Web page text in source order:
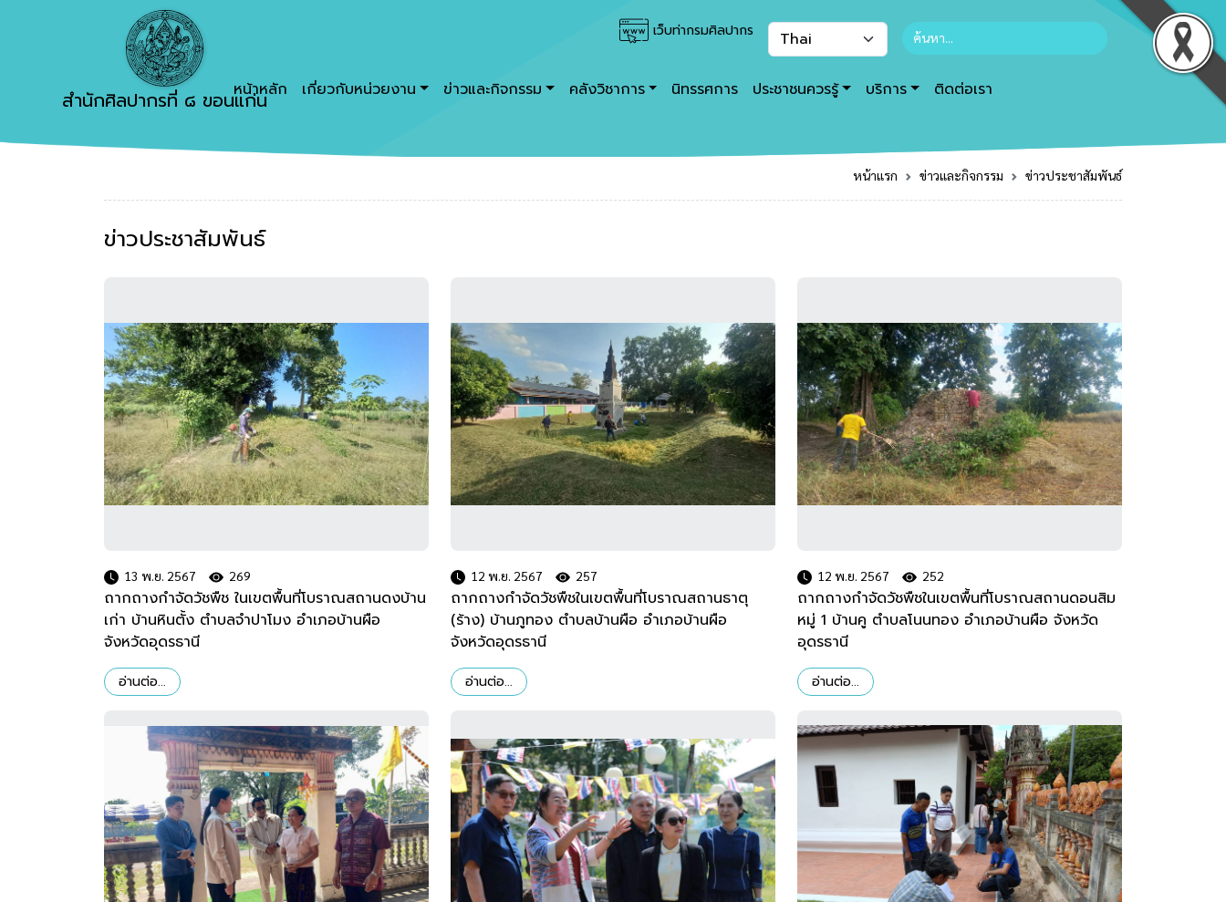
เว็บท่ากรมศิลปากร
สำนักศิลปากรที่ ๘ ขอนแก่น
หน้าหลัก เกี่ยวกับหน่วยงาน ข่าวและกิจกรรม คลังวิชาการ นิทรรศการ ประชาชนควรรู้ บริการ ติดต่อเรา
หน้าแรก ข่าวและกิจกรรม ข่าวประชาสัมพันธ์
ข่าวประชาสัมพันธ์
13 พ.ย. 2567 269
ถากถางกำจัดวัชพืช ในเขตพื้นที่โบราณสถานดงบ้าน
เก่า บ้านหินตั้ง ตำบลจำปาโมง อำเภอบ้านผือ
จังหวัดอุดรธานี
อ่านต่อ...
12 พ.ย. 2567 257
ถากถางกำจัดวัชพืชในเขตพื้นที่โบราณสถานธาตุ
(ร้าง) บ้านภูทอง ตำบลบ้านผือ อำเภอบ้านผือ
จังหวัดอุดรธานี
อ่านต่อ...
12 พ.ย. 2567 252
ถากถางกำจัดวัชพืชในเขตพื้นที่โบราณสถานดอนสิม
หมู่ 1 บ้านคู ตำบลโนนทอง อำเภอบ้านผือ จังหวัด
อุดรธานี
อ่านต่อ...